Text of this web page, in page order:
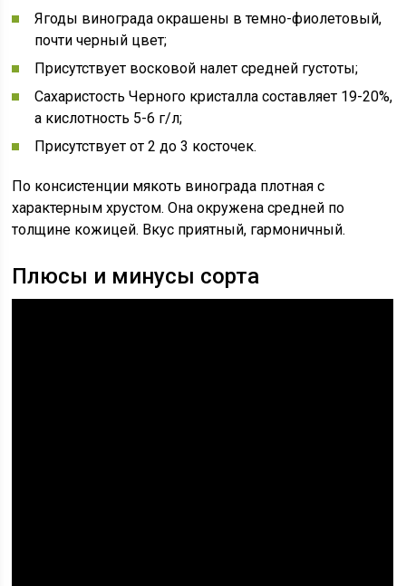
Ягоды винограда окрашены в темно-фиолетовый,
почти черный цвет;
Присутствует восковой налет средней густоты;
Сахаристость Черного кристалла составляет 19-20%,
а кислотность 5-6 г/л;
Присутствует от 2 до 3 косточек.
По консистенции мякоть винограда плотная с
характерным хрустом. Она окружена средней по
толщине кожицей. Вкус приятный, гармоничный.
Плюсы и минусы сорта